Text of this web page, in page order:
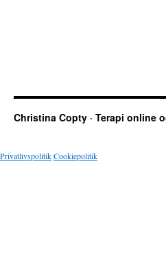
Christina Copty · Terapi online
PrivatlivspolitikCookiepolitik